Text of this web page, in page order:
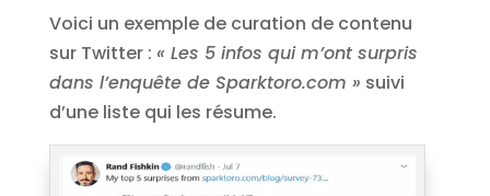
Voici un exemple de curation de contenu
sur Twitter : « Les 5 infos qui m’ont surpris
dans l’enquête de Sparktoro.com » suivi
d’une liste qui les résume.